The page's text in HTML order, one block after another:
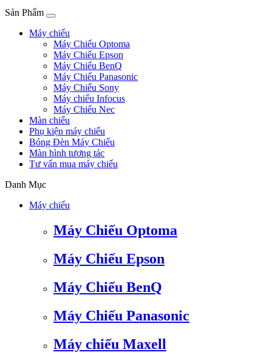
Sản Phẩm
Máy chiếu
Máy Chiếu Optoma
Máy Chiếu Epson
Máy Chiếu BenQ
Máy Chiếu Panasonic
Máy Chiếu Sony
Máy chiếu Infocus
Máy Chiếu Nec
Màn chiếu
Phụ kiện máy chiếu
Bóng Đèn Máy Chiếu
Màn hình tương tác
Tư vấn mua máy chiếu
Danh Mục
Máy chiếu
Máy Chiếu Optoma
Máy Chiếu Epson
Máy Chiếu BenQ
Máy Chiếu Panasonic
Máy chiếu Maxell